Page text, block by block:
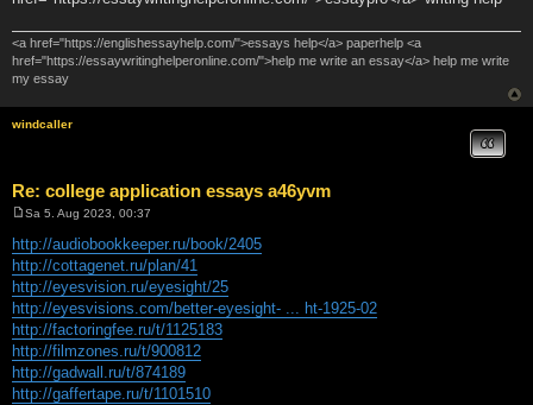
<a href="https://englishessayhelp.com/">essays help</a> paperhelp <a
href="https://essaywritinghelperonline.com/">help me write an essay</a> help me write
my essay
windcaller
Re: college application essays a46yvm
Zitat
e
i
t
r
a
g
Sa 5. Aug 2023, 00:37
http://audiobookkeeper.ru/book/2405
http://cottagenet.ru/plan/41
http://eyesvision.ru/eyesight/25
http://eyesvisions.com/better-eyesight- ... ht-1925-02
http://factoringfee.ru/t/1125183
http://filmzones.ru/t/900812
http://gadwall.ru/t/874189
http://gaffertape.ru/t/1101510